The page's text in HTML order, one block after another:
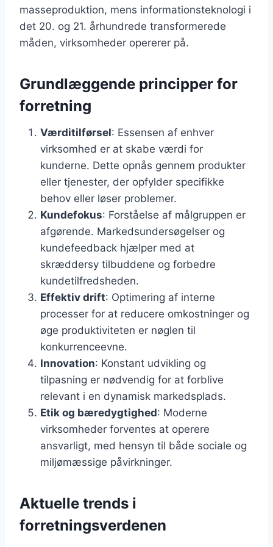
masseproduktion, mens informationsteknologi i
det 20. og 21. århundrede transformerede
måden, virksomheder opererer på.
Grundlæggende principper for
forretning
Værditilførsel: Essensen af enhver
virksomhed er at skabe værdi for
kunderne. Dette opnås gennem produkter
eller tjenester, der opfylder specifikke
behov eller løser problemer.
Kundefokus: Forståelse af målgruppen er
afgørende. Markedsundersøgelser og
kundefeedback hjælper med at
skræddersy tilbuddene og forbedre
kundetilfredsheden.
Effektiv drift: Optimering af interne
processer for at reducere omkostninger og
øge produktiviteten er nøglen til
konkurrenceevne.
Innovation: Konstant udvikling og
tilpasning er nødvendig for at forblive
relevant i en dynamisk markedsplads.
Etik og bæredygtighed: Moderne
virksomheder forventes at operere
ansvarligt, med hensyn til både sociale og
miljømæssige påvirkninger.
Aktuelle trends i
forretningsverdenen